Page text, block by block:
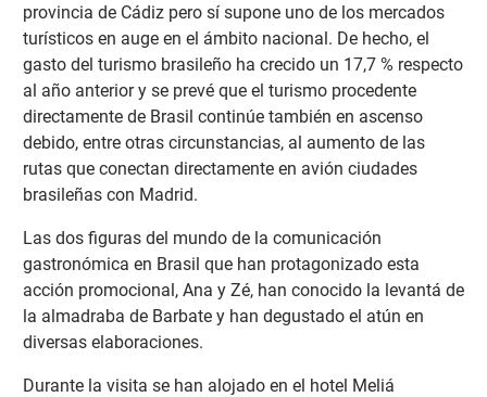
provincia de Cádiz pero sí supone uno de los mercados
turísticos en auge en el ámbito nacional. De hecho, el
gasto del turismo brasileño ha crecido un 17,7 % respecto
al año anterior y se prevé que el turismo procedente
directamente de Brasil continúe también en ascenso
debido, entre otras circunstancias, al aumento de las
rutas que conectan directamente en avión ciudades
brasileñas con Madrid.
Las dos figuras del mundo de la comunicación
gastronómica en Brasil que han protagonizado esta
acción promocional, Ana y Zé, han conocido la levantá de
la almadraba de Barbate y han degustado el atún en
diversas elaboraciones.
Durante la visita se han alojado en el hotel Meliá